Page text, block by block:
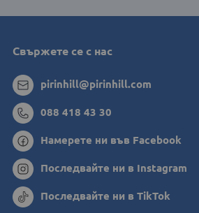
Свържете се с нас
pirinhill@pirinhill.com
088 418 43 30
Намерете ни във Facebook
Последвайте ни в Instagram
Последвайте ни в TikTok